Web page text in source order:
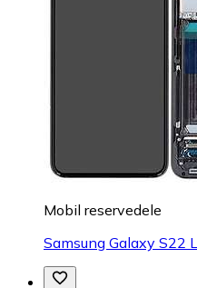
Mobil reservedele
Samsung Galaxy S22